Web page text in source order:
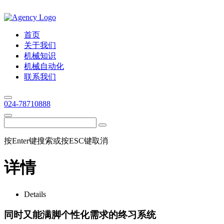
首页
关于我们
机械知识
机械自动化
联系我们
024-78710888
按Enter键搜索或按ESC键取消
详情
Details
同时又能满脚个性化需求的终习系统